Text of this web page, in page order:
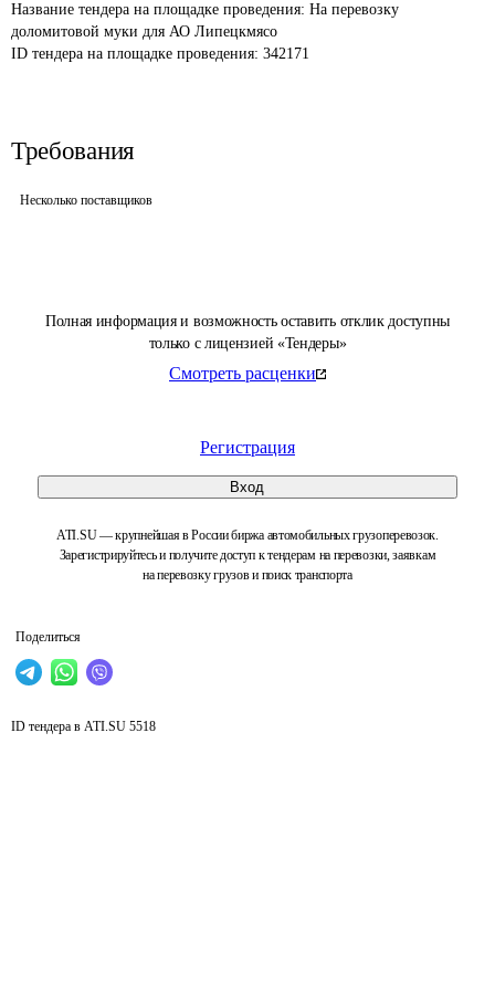
Полная информация и возможность оставить отклик доступны
только с лицензией «Тендеры»
Смотреть расценки
Регистрация
Вход
ATI.SU — крупнейшая в России биржа автомобильных грузоперевозок.
Зарегистрируйтесь и получите доступ к тендерам на перевозки, заявкам
на перевозку грузов и поиск транспорта
Поделиться
Название тендера на площадке проведения: На перевозку
доломитовой муки для АО Липецкмясо
ID тендера на площадке проведения: 342171
Требования
Несколько поставщиков
ID тендера в ATI.SU 5518